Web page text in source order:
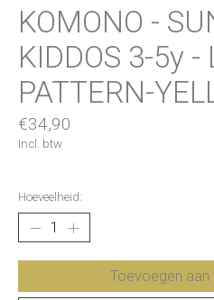
KOMONO -
KIDDOS 3-5y -
PATTERN-
€34,90
Incl. btw
Hoeveelheid:
Toevoegen aan